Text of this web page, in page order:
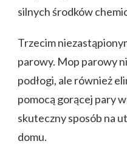
silnych środków
Trzecim
parowy. Mop parowy
podłogi, ale również
pomocą gorącej pary
skuteczny sposób na
domu.